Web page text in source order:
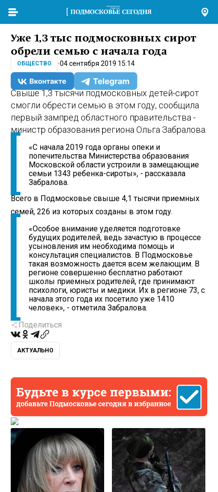
Уже 1,3 тыс подмосковных сирот
обрели семью с начала года
ОБЩЕСТВО 04 сентября 2019 15:14
Свыше 1,3 тысячи подмосковных детей-сирот
смогли обрести семью в этом году, сообщила
первый зампред областного правительства -
министр образования региона Ольга Забралова.
«С начала 2019 года органы опеки и
попечительства Министерства образования
Московской области устроили в замещающие
семьи 1343 ребенка-сироты», - рассказала
Забралова.
Всего в Подмосковье свыше 4,1 тысячи приемных
семей, 226 из которых созданы в этом году.
«Особое внимание уделяется подготовке
будущих родителей, ведь зачастую в процессе
усыновления им необходима помощь и
консультация специалистов. В Подмосковье
такая возможность дается всем желающим. В
регионе совершенно бесплатно работают
школы приемных родителей, где принимают
психологи, юристы и медики. Их в регионе 73, с
начала этого года их посетило уже 1410
человек», - отметила Забралова.
Поделиться
АКТУАЛЬНО